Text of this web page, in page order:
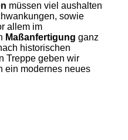
müssen viel aushalten
sowie
allem im
Maßanfertigung ganz
historischen
Treppe geben wir
ein modernes neues